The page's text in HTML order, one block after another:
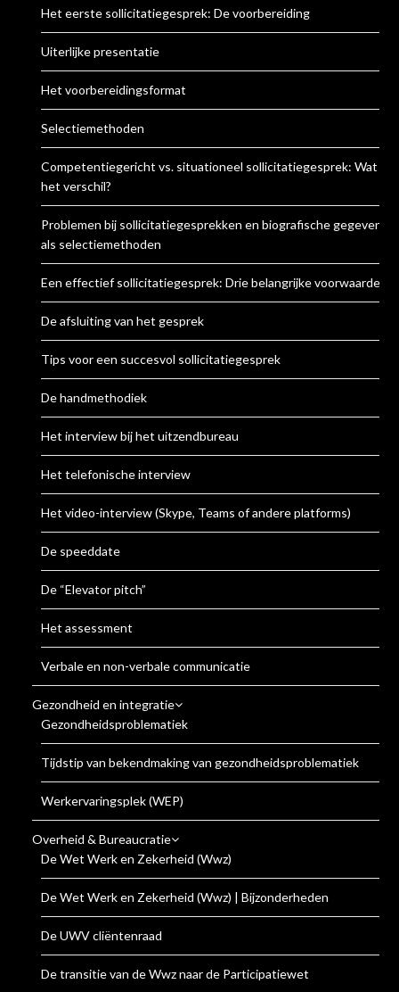
Het eerste sollicitatiegesprek: De voorbereiding
Uiterlijke presentatie
Het voorbereidingsformat
Selectiemethoden
Competentiegericht vs. situationeel sollicitatiegesprek: Wat is
het verschil?
Problemen bij sollicitatiegesprekken en biografische gegevens
als selectiemethoden
Een effectief sollicitatiegesprek: Drie belangrijke voorwaarden
De afsluiting van het gesprek
Tips voor een succesvol sollicitatiegesprek
De handmethodiek
Het interview bij het uitzendbureau
Het telefonische interview
Het video-interview (Skype, Teams of andere platforms)
De speeddate
De “Elevator pitch”
Het assessment
Verbale en non-verbale communicatie
Gezondheid en integratie
Gezondheidsproblematiek
Tijdstip van bekendmaking van gezondheidsproblematiek
Werkervaringsplek (WEP)
Overheid & Bureaucratie
De Wet Werk en Zekerheid (Wwz)
De Wet Werk en Zekerheid (Wwz) | Bijzonderheden
De UWV cliëntenraad
De transitie van de Wwz naar de Participatiewet